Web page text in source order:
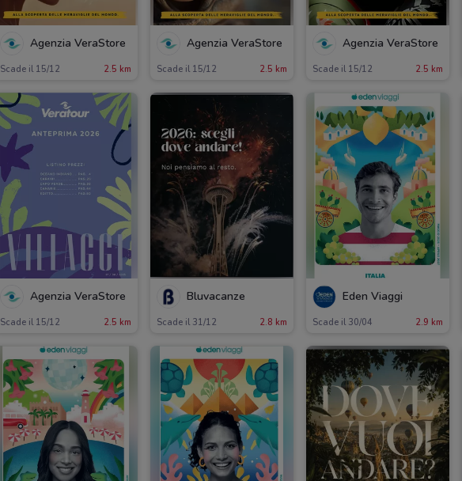
Agenzia VeraStore
Scade il 15/12 2.5 km
Agenzia VeraStore
Scade il 15/12 2.5 km
Agenzia VeraStore
Scade il 15/12 2.5 km
Agenzia VeraStore
Scade il 15/12 2.5 km
Bluvacanze
Scade il 31/12 2.8 km
Eden Viaggi
Scade il 30/04 2.9 km